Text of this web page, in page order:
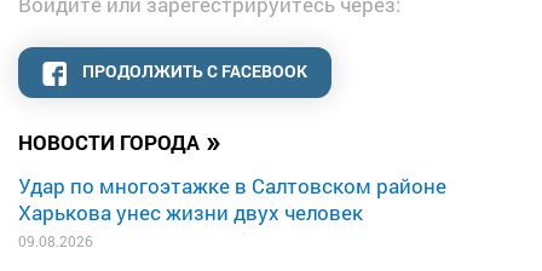
НОВОСТИ ГОРОДА »
Удар по многоэтажке в Салтовском районе
Харькова унес жизни двух человек
09.08.2026
ПРОДОЛЖИТЬ С FACEBOOK